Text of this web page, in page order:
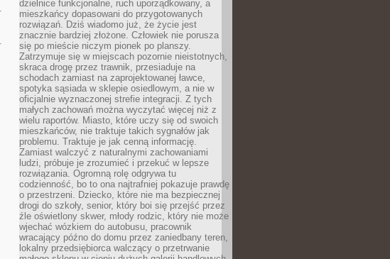
dzielnice funkcjonalne, ruch uporządkowany, a
mieszkańcy dopasowani do przygotowanych
rozwiązań. Dziś wiadomo już, że życie jest
znacznie bardziej złożone. Człowiek nie porusza
się po mieście niczym pionek po planszy.
Zatrzymuje się w miejscach pozornie nieistotnych,
skraca drogę przez trawnik, przesiaduje na
schodach zamiast na zaprojektowanej ławce,
spotyka sąsiada w sklepie osiedlowym, a nie w
oficjalnie wyznaczonej strefie integracji. Z tych
małych zachowań można wyczytać więcej niż z
wielu raportów. Miasto, które uczy się od swoich
mieszkańców, nie traktuje takich sygnałów jak
problemu. Traktuje je jak cenną informację.
Zamiast walczyć z naturalnymi zachowaniami
ludzi, próbuje je zrozumieć i przekuć w lepsze
rozwiązania. Ogromną rolę odgrywa tu
codzienność, bo to ona najtrafniej pokazuje prawdę
o przestrzeni. Dziecko, które nie ma bezpiecznej
drogi do szkoły, senior, który boi się przejść przez
źle oświetlony skwer, młody rodzic, który nie może
wjechać wózkiem do autobusu, pracownik
wracający późno do domu przez zaniedbany teren,
lokalny przedsiębiorca walczący o przetrwanie